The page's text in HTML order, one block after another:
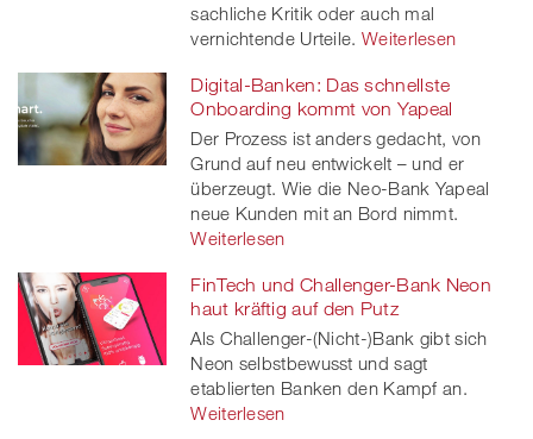
sachliche Kritik oder auch mal
vernichtende Urteile. Weiterlesen
Digital-Banken: Das schnellste
Onboarding kommt von Yapeal
Der Prozess ist anders gedacht, von
Grund auf neu entwickelt – und er
überzeugt. Wie die Neo-Bank Yapeal
neue Kunden mit an Bord nimmt.
Weiterlesen
FinTech und Challenger-Bank Neon
haut kräftig auf den Putz
Als Challenger-(Nicht-)Bank gibt sich
Neon selbstbewusst und sagt
etablierten Banken den Kampf an.
Weiterlesen